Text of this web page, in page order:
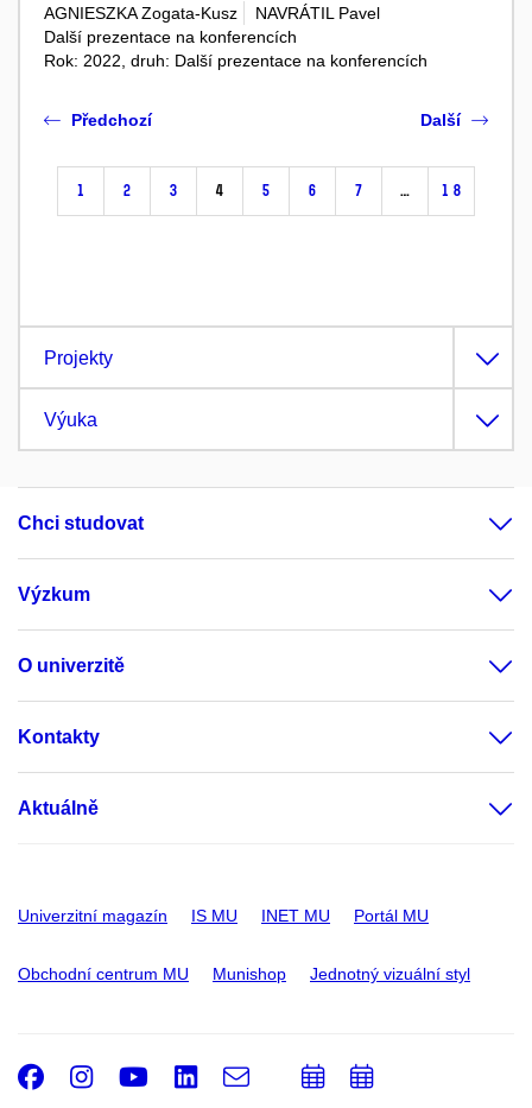
AGNIESZKA Zogata-Kusz
NAVRÁTIL Pavel
Další prezentace na konferencích
Rok: 2022, druh: Další prezentace na konferencích
Předchozí
1 2 3 4 5 6 7 … 18
Další
Projekty
Výuka
Chci studovat
Výzkum
O univerzitě
Kontakty
Aktuálně
Univerzitní magazín IS MU INET MU Portál MU
Obchodní centrum MU Munishop Jednotný vizuální styl
Facebook
Instagram
Youtube
LinkedIn
e-
Email
PřidatPřidat